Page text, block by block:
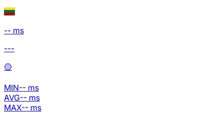
-- ms
---
🟡
MIN-- ms
AVG-- ms
MAX-- ms